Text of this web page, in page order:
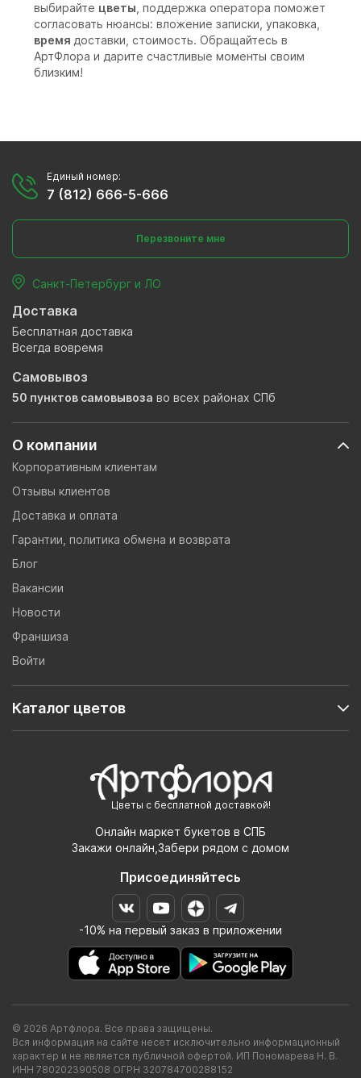
выбирайте цветы, поддержка оператора поможет
согласовать нюансы: вложение записки, упаковка,
время доставки, стоимость. Обращайтесь в
АртФлора и дарите счастливые моменты своим
близким!
Цветы с бесплатной доставкой!
Онлайн маркет букетов в СПБ
Закажи онлайн,Забери рядом с домом
Присоединяйтесь
-10% на первый заказ в приложении
О компании
Корпоративным клиентам
Отзывы клиентов
Доставка и оплата
Гарантии, политика обмена и возврата
Блог
Вакансии
Новости
Франшиза
Войти
Каталог цветов
Единый номер:
7 (812) 666-5-666
Перезвоните мне
Санкт-Петербург и ЛО
Доставка
Бесплатная доставка
Всегда вовремя
Самовывоз
50 пунктов самовывоза во всех районах СПб
© 2026 Артфлора. Все права защищены.
Вся информация на сайте несет исключительно информационный
характер и не является публичной офертой. ИП Пономарева Н. В.
ИНН 780202390508 ОГРН 320784700288152